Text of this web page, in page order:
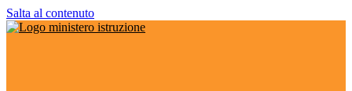
Salta al contenuto